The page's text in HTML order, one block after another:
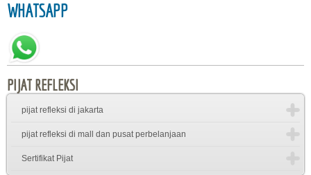
WHATSAPP
PIJAT REFLEKSI
pijat refleksi di jakarta
pijat refleksi di mall dan pusat perbelanjaan
Sertifikat Pijat